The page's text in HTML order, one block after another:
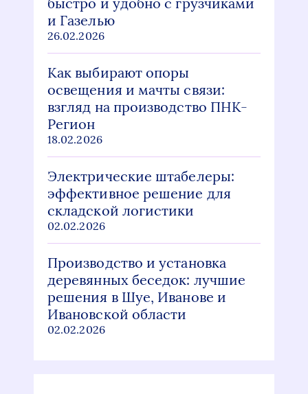
и Газелью
26.02.2026
Как выбирают опоры
освещения и мачты связи:
взгляд на производство ПНК-
Регион
18.02.2026
Электрические штабелеры:
эффективное решение для
складской логистики
02.02.2026
Производство и установка
деревянных беседок: лучшие
решения в Шуе, Иванове и
Ивановской области
02.02.2026